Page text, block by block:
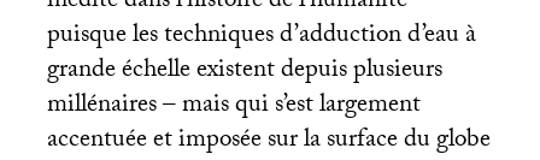
puisque les techniques d’adduction d’eau à
grande échelle existent depuis plusieurs
millénaires – mais qui s’est largement
accentuée et imposée sur la surface du globe